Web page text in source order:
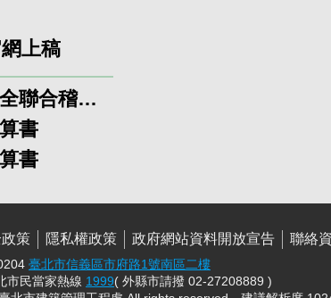
上稿
公共安全聯合稽查小組
書
書
策 隱私權政策 政府網站資料開放宣告 聯絡
臺北市信義區市府路1號南區二樓
市民當家熱線 1999( 外縣市請撥 02-27208889 )